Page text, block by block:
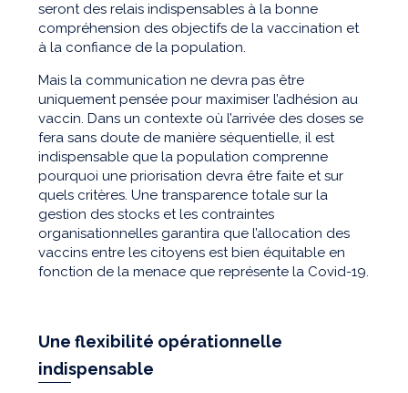
seront des relais indispensables à la bonne
compréhension des objectifs de la vaccination et
à la confiance de la population.
Mais la communication ne devra pas être
uniquement pensée pour maximiser l’adhésion au
vaccin. Dans un contexte où l’arrivée des doses se
fera sans doute de manière séquentielle, il est
indispensable que la population comprenne
pourquoi une priorisation devra être faite et sur
quels critères. Une transparence totale sur la
gestion des stocks et les contraintes
organisationnelles garantira que l’allocation des
vaccins entre les citoyens est bien équitable en
fonction de la menace que représente la Covid-19.
Une flexibilité opérationnelle
indispensable